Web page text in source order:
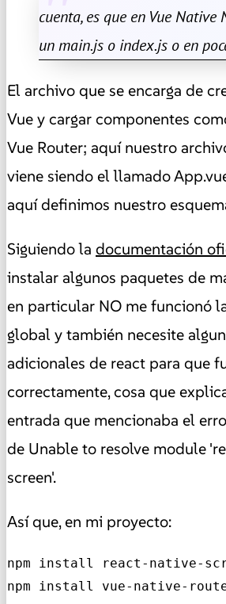
cuenta, es que en Vue Native
un main.js o index.js o en
El archivo que se encarga de
Vue y cargar componentes
Vue Router; aquí nuestro
viene siendo el llamado
aquí definimos nuestro
Siguiendo la documentación
instalar algunos paquetes de
en particular NO me funcionó
global y también necesite
adicionales de react para que
correctamente, cosa que
entrada que mencionaba el
de Unable to resolve module
screen'.
Así que, en mi proyecto:
npm install react-native-
npm install vue-native-